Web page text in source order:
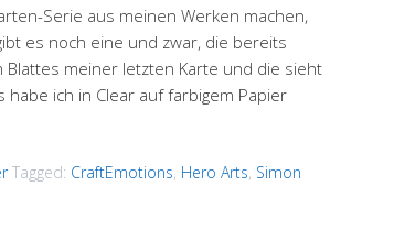
Serie aus meinen Werken machen,
es noch eine und zwar, die bereits
meiner letzten Karte und die sieht
ich in Clear auf farbigem Papier
Tagged: CraftEmotions, Hero Arts, Simon